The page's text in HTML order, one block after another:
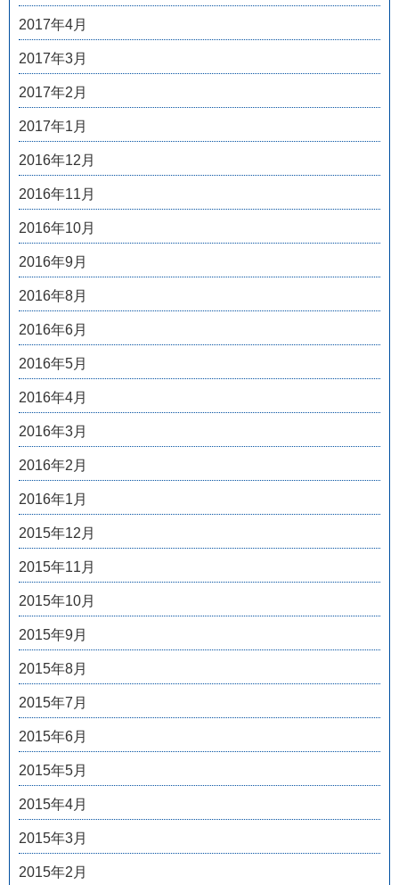
2017年4月
2017年3月
2017年2月
2017年1月
2016年12月
2016年11月
2016年10月
2016年9月
2016年8月
2016年6月
2016年5月
2016年4月
2016年3月
2016年2月
2016年1月
2015年12月
2015年11月
2015年10月
2015年9月
2015年8月
2015年7月
2015年6月
2015年5月
2015年4月
2015年3月
2015年2月